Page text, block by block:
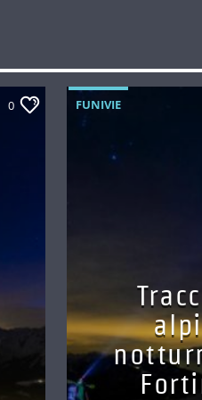
0 FUNIVIE